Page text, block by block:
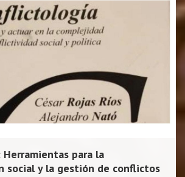
para la
social y la gestión de conflictos